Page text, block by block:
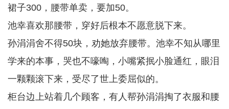
裙子300，腰带单卖，要加50。
池幸喜欢那腰带，穿好后根本不愿意脱下来。
孙涓涓舍不得50块，劝她放弃腰带。池幸不知从哪里
学来的本事，哭也不嚎啕，小嘴紧抿小脸通红，眼泪
一颗颗滚下来，受尽了世上委屈似的。
柜台边上站着几个顾客，有人帮孙涓涓掏了衣服和腰